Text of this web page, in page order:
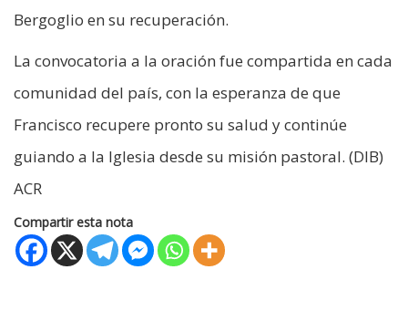
Bergoglio en su recuperación.
La convocatoria a la oración fue compartida en cada
comunidad del país, con la esperanza de que
Francisco recupere pronto su salud y continúe
guiando a la Iglesia desde su misión pastoral. (DIB)
ACR
Compartir esta nota